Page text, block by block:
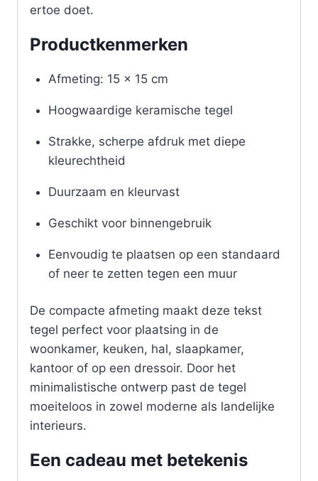
ertoe doet.
Productkenmerken
Afmeting: 15 x 15 cm
Hoogwaardige keramische tegel
Strakke, scherpe afdruk met diepe
kleurechtheid
Duurzaam en kleurvast
Geschikt voor binnengebruik
Eenvoudig te plaatsen op een standaard
of neer te zetten tegen een muur
De compacte afmeting maakt deze tekst
tegel perfect voor plaatsing in de
woonkamer, keuken, hal, slaapkamer,
kantoor of op een dressoir. Door het
minimalistische ontwerp past de tegel
moeiteloos in zowel moderne als landelijke
interieurs.
Een cadeau met betekenis